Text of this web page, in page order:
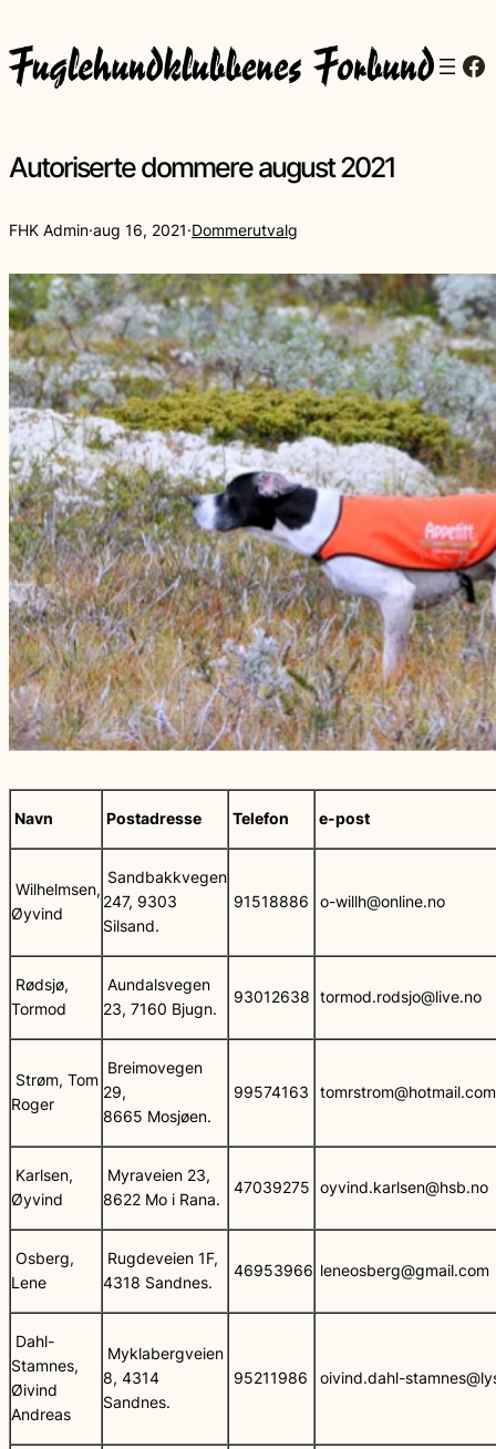
Autoriserte dommere august 2021
FHK Admin·aug 16, 2021·Dommerutvalg
Navn Postadresse Telefon e-post
Wilhelmsen,
Øyvind
Sandbakkvegen
247, 9303
Silsand.
91518886 o-willh@online.no
Rødsjø,
Tormod
Aundalsvegen
23, 7160 Bjugn.
93012638 tormod.rodsjo@live.no
Strøm, Tom
Roger
Breimovegen
29,
8665 Mosjøen.
99574163 tomrstrom@hotmail.com
Karlsen,
Øyvind
Myraveien 23,
8622 Mo i Rana.
47039275 oyvind.karlsen@hsb.no
Osberg,
Lene
Rugdeveien 1F,
4318 Sandnes.
46953966 leneosberg@gmail.com
Dahl-
Stamnes,
Øivind
Andreas
Myklabergveien
8, 4314
Sandnes.
95211986 oivind.dahl-